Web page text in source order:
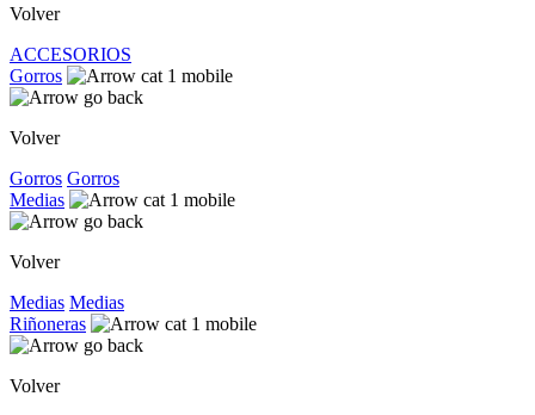
Volver
ACCESORIOS
Gorros
Volver
Gorros Gorros
Medias
Volver
Medias Medias
Riñoneras
Volver